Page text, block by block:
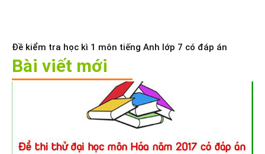
Đề kiểm tra học kì 1 môn tiếng Anh lớp 7 có đáp án
Bài viết mới